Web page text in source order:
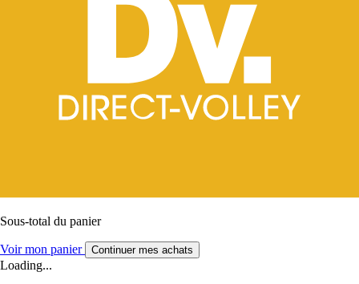
Sous-total du panier
Voir mon panier Continuer mes achats
Loading...